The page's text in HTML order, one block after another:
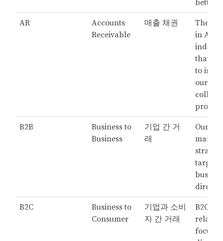
better.
AR
Accounts
Receivable
매출 채권
The
in AR
that
to
our
B2B
Business to
Business
기업 간 거
래
Our
targets
B2C
Business to
Consumer
기업과 소비
자 간 거래
B2C
focus